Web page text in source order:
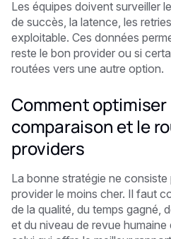
Les équipes doivent surveiller
de succès, la latence, les
exploitable. Ces données
reste le bon provider ou si
routées vers une autre option.
Comment optimiser
comparaison et le
providers
La bonne stratégie ne
provider le moins cher. Il faut
de la qualité, du temps gagné,
et du niveau de revue